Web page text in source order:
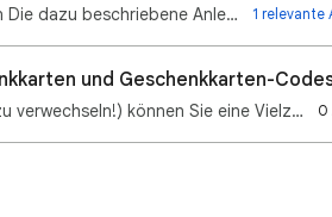
Ich habe gegoogelt ob es eine Möglichkeit gibt zum kündigen Die dazu beschriebene Anleitung Es befin… 1 relevante
und Geschenkkarten-
Mit Google Play Guthaben (ACHTUNG! Nicht mit Google Pay zu verwechseln!) können Sie eine Vielzahl ho… 0